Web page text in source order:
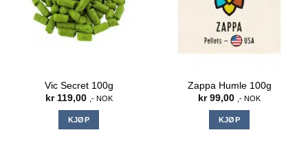
Vic Secret 100g
kr119,00 ,- NOK
KJØP
Zappa Humle 100g
kr99,00 ,- NOK
KJØP